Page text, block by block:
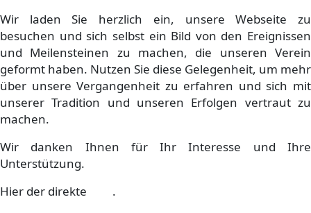
Wir laden Sie herzlich ein, unsere Webseite zu
besuchen und sich selbst ein Bild von den Ereignissen
und Meilensteinen zu machen, die unseren Verein
geformt haben. Nutzen Sie diese Gelegenheit, um mehr
über unsere Vergangenheit zu erfahren und sich mit
unserer Tradition und unseren Erfolgen vertraut zu
machen.
Wir danken Ihnen für Ihr Interesse und Ihre
Unterstützung.
Hier der direkte
.